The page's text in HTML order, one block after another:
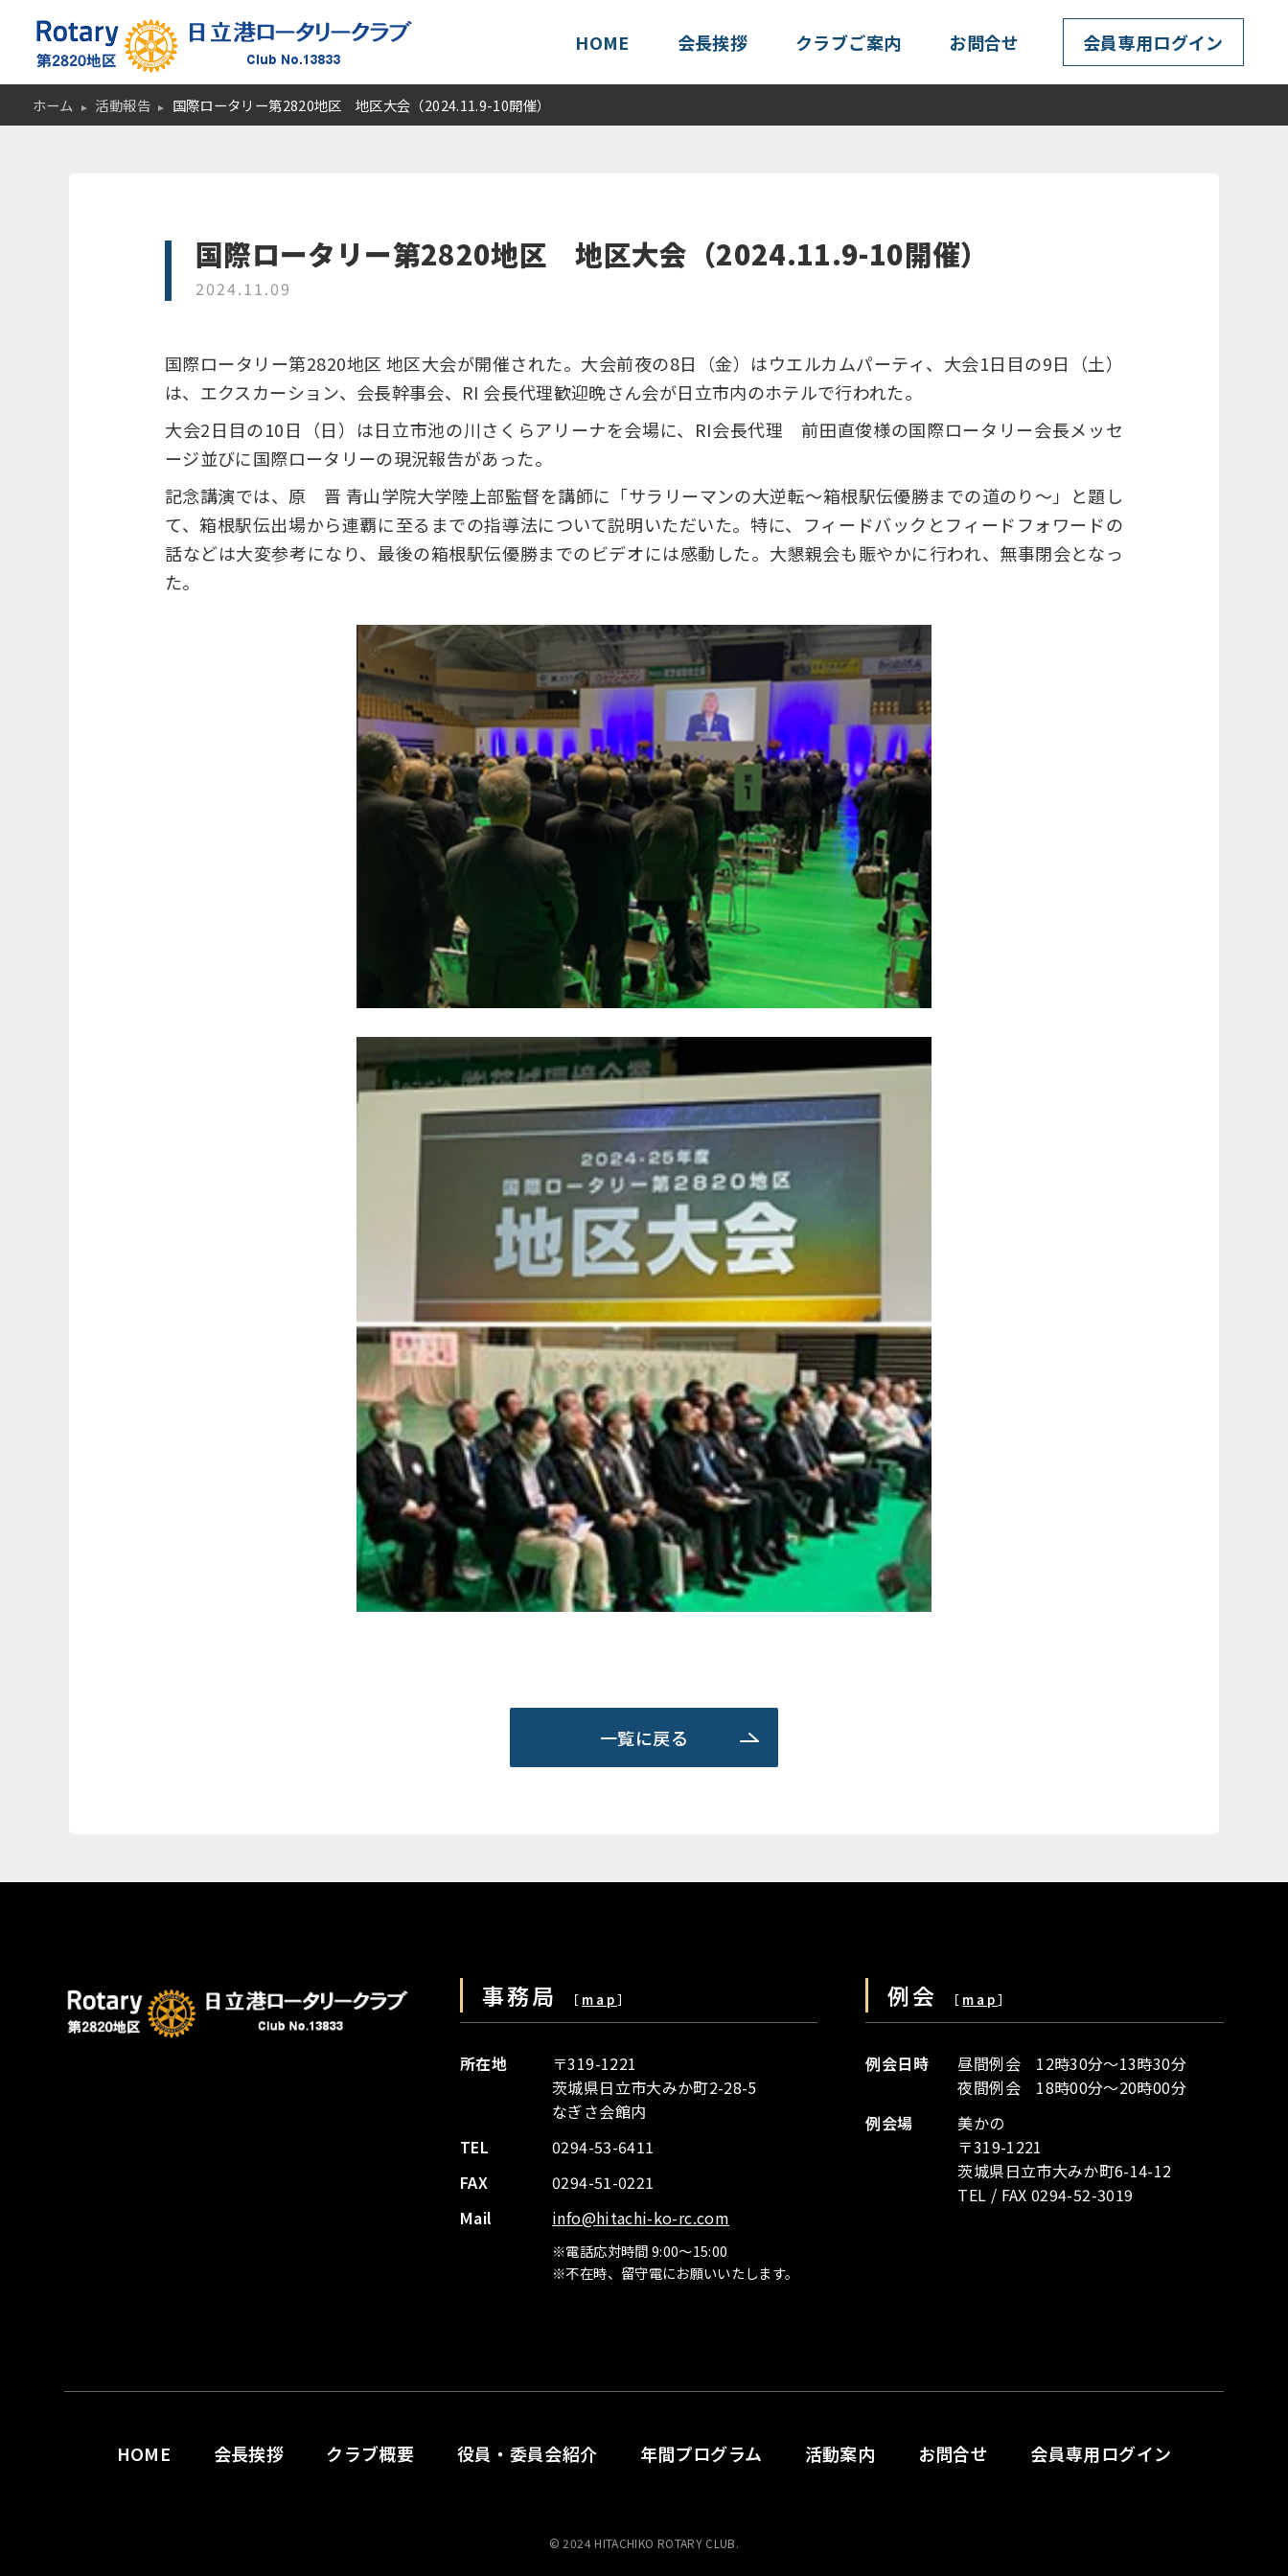
HOME 会長挨拶 クラブご案内 お問合せ 会員専用ログイン
ホーム 活動報告 国際ロータリー第2820地区 地区大会（2024.11.9-10開催）
国際ロータリー第2820地区 地区大会（2024.11.9-10開催）
2024.11.09
国際ロータリー第2820地区 地区大会が開催された。大会前夜の8日（金）はウエルカムパーティ、大会1日目の9日（土）
は、エクスカーション、会長幹事会、RI 会長代理歓迎晩さん会が日立市内のホテルで行われた。
大会2日目の10日（日）は日立市池の川さくらアリーナを会場に、RI会長代理 前田直俊様の国際ロータリー会長メッセ
ージ並びに国際ロータリーの現況報告があった。
記念講演では、原 晋 青山学院大学陸上部監督を講師に「サラリーマンの大逆転～箱根駅伝優勝までの道のり～」と題し
て、箱根駅伝出場から連覇に至るまでの指導法について説明いただいた。特に、フィードバックとフィードフォワードの
話などは大変参考になり、最後の箱根駅伝優勝までのビデオには感動した。大懇親会も賑やかに行われ、無事閉会となっ
た。
一覧に戻る
事務局 ［ map］
所在地
〒319-1221
茨城県日立市大みか町2-28-5
なぎさ会館内
TEL
0294-53-6411
FAX
0294-51-0221
Mail
info@hitachi-ko-rc.com
※電話応対時間 9:00～15:00
※不在時、留守電にお願いいたします。
例会 ［ map］
例会日時
昼間例会 12時30分～13時30分
夜間例会 18時00分～20時00分
例会場
美かの
〒319-1221
茨城県日立市大みか町6-14-12
TEL / FAX 0294-52-3019
HOME 会長挨拶 クラブ概要 役員・委員会紹介 年間プログラム 活動案内 お問合せ 会員専用ログイン
© 2024 HITACHIKO ROTARY CLUB.